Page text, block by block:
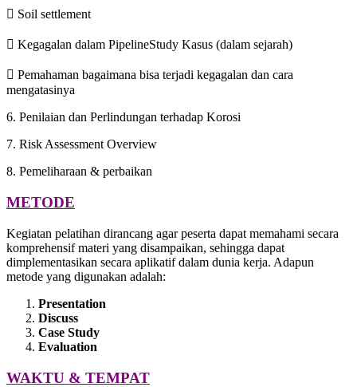
 Soil settlement
 Kegagalan dalam PipelineStudy Kasus (dalam sejarah)
 Pemahaman bagaimana bisa terjadi kegagalan dan cara
mengatasinya
6. Penilaian dan Perlindungan terhadap Korosi
7. Risk Assessment Overview
8. Pemeliharaan & perbaikan
METODE
Kegiatan pelatihan dirancang agar peserta dapat memahami secara
komprehensif materi yang disampaikan, sehingga dapat
dimplementasikan secara aplikatif dalam dunia kerja. Adapun
metode yang digunakan adalah:
Presentation
Discuss
Case Study
Evaluation
WAKTU & TEMPAT